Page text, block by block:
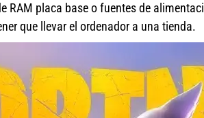
RAM placa base o fuentes de
que llevar el ordenador a una tienda.